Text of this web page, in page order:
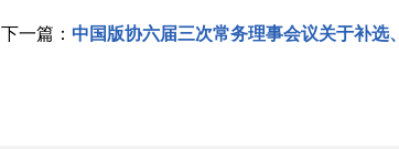
下一篇： 中国版协六届三次常务理事会议关于补